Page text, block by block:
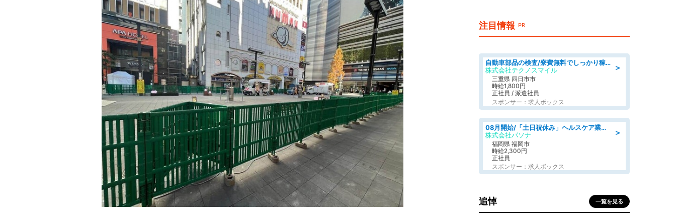
注目情報 PR
＞
自動車部品の検査/寮費無料でしっかり稼げる denso aichi
株式会社テクノスマイル
三重県 四日市市
時給1,800円
正社員 / 派遣社員
スポンサー：求人ボックス
＞
08月開始/「土日祝休み」ヘルスケア業界の産業保健師/高時給/未経験OK/要資格:保健師、正看護師
株式会社パソナ
福岡県 福岡市
時給2,300円
正社員
スポンサー：求人ボックス
追悼 一覧を見る